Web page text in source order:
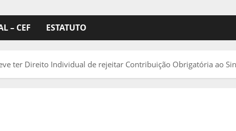
– CEF ESTATUTO
ter Direito Individual de rejeitar Contribuição Obrigatória ao